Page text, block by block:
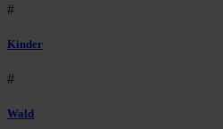
#
Kinder
#
Wald